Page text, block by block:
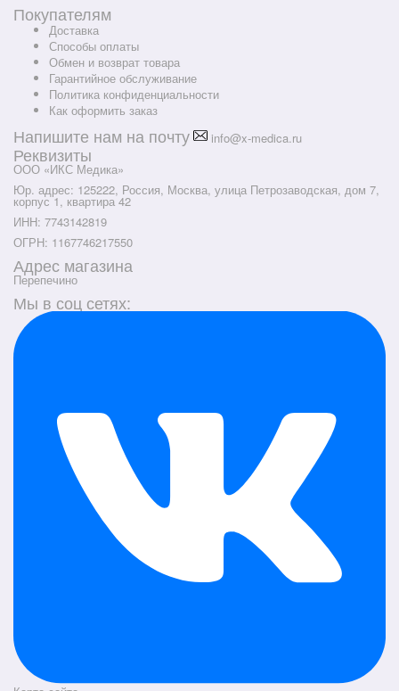
Покупателям
Доставка
Способы оплаты
Обмен и возврат товара
Гарантийное обслуживание
Политика конфиденциальности
Как оформить заказ
Напишите нам на почту info@x-medica.ru
Реквизиты
ООО «ИКС Медика»
Юр. адрес: 125222, Россия, Москва, улица Петрозаводская, дом 7,
корпус 1, квартира 42
ИНН: 7743142819
ОГРН: 1167746217550
Адрес магазина
Перепечино
Мы в соц сетях: